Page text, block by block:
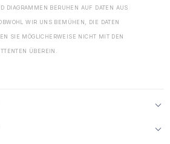
DIAGRAMMEN BERUHEN AUF DATEN AUS
WIR UNS BEMÜHEN, DIE DATEN
SIE MÖGLICHERWEISE NICHT MIT DEN
ÜBEREIN.
***